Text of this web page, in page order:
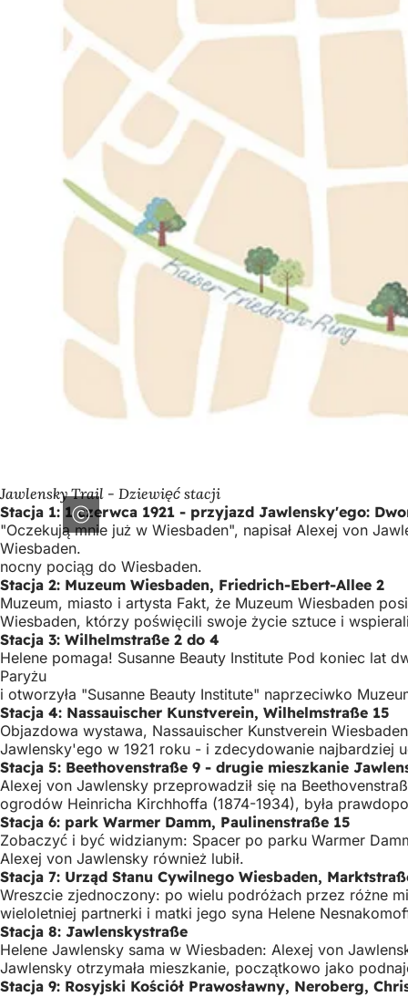
Jawlensky Trail - Dziewięć stacji
Stacja 1: 1 czerwca 1921 - przyjazd Jawlensky'ego:
"Oczekują mnie już w Wiesbaden", napisał Alexej von
Wiesbaden.
nocny pociąg do Wiesbaden.
Stacja 2: Muzeum Wiesbaden, Friedrich-Ebert-Allee 2
Muzeum, miasto i artysta Fakt, że Muzeum Wiesbaden
Wiesbaden, którzy poświęcili swoje życie sztuce i
Stacja 3: Wilhelmstraße 2 do 4
Helene pomaga! Susanne Beauty Institute Pod koniec lat
Paryżu
i otworzyła "Susanne Beauty Institute" naprzeciwko
Stacja 4: Nassauischer Kunstverein, Wilhelmstraße 15
Objazdowa wystawa, Nassauischer Kunstverein
Jawlensky'ego w 1921 roku - i zdecydowanie najbardziej
Stacja 5: Beethovenstraße 9 - drugie mieszkanie
Alexej von Jawlensky przeprowadził się na
ogrodów Heinricha Kirchhoffa (1874-1934), była
Stacja 6: park Warmer Damm, Paulinenstraße 15
Zobaczyć i być widzianym: Spacer po parku Warmer
Alexej von Jawlensky również lubił.
Stacja 7: Urząd Stanu Cywilnego Wiesbaden,
Wreszcie zjednoczony: po wielu podróżach przez różne
wieloletniej partnerki i matki jego syna Helene
Stacja 8: Jawlenskystraße
Helene Jawlensky sama w Wiesbaden: Alexej von
Jawlensky otrzymała mieszkanie, początkowo jako
Stacja 9: Rosyjski Kościół Prawosławny, Neroberg,